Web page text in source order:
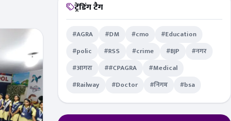
ट्रेंडिंग टैग
#AGRA #DM #cmo
#Education
#polic
#RSS #crime #BJP
#नगर
#आगरा
##CPAGRA
#Medical
#Railway
#Doctor #निगम #bsa